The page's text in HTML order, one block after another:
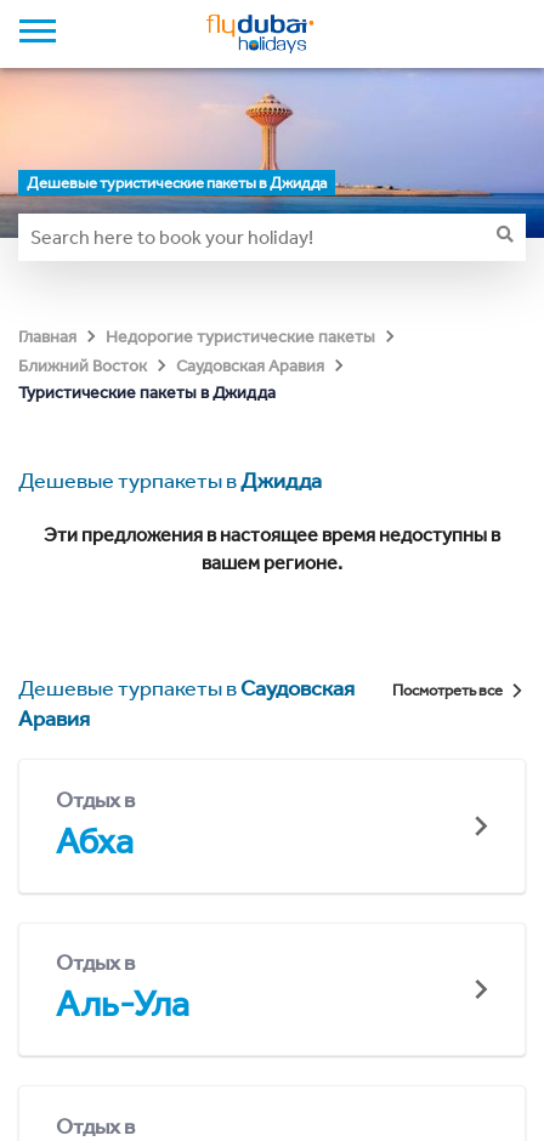
Дешевые туристические пакеты в Джидда
Главная
Недорогие туристические пакеты
Ближний Восток
Саудовская Аравия
Туристические пакеты в Джидда
Дешевые турпакеты вДжидда
Эти предложения в настоящее время недоступны в
вашем регионе.
Дешевые турпакеты вСаудовская
Аравия
Посмотреть все
Отдых в
Абха
Отдых в
Аль-Ула
Отдых в